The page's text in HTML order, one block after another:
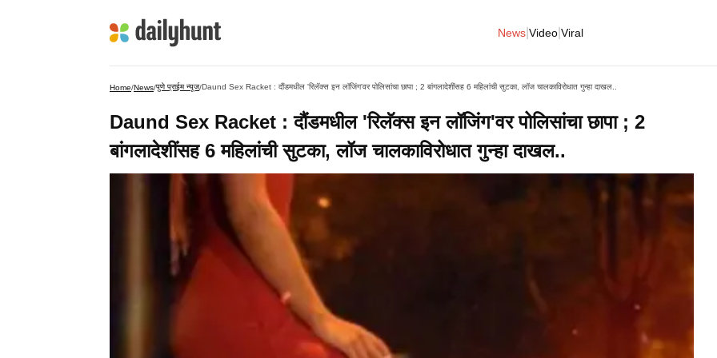
News Video Viral
Home/News/पुणे प्राईम न्यूज/Daund Sex Racket : दौंडमधील 'रिलॅक्स इन लॉजिंग'वर पोलिसांचा छापा ; 2 बांगलादेशींसह 6 महिलांची सुटका, लॉज चालकाविरोधात गुन्हा दाखल..
Daund Sex Racket : दौंडमधील 'रिलॅक्स इन लॉजिंग'वर पोलिसांचा छापा ; 2
बांगलादेशींसह 6 महिलांची सुटका, लॉज चालकाविरोधात गुन्हा दाखल..